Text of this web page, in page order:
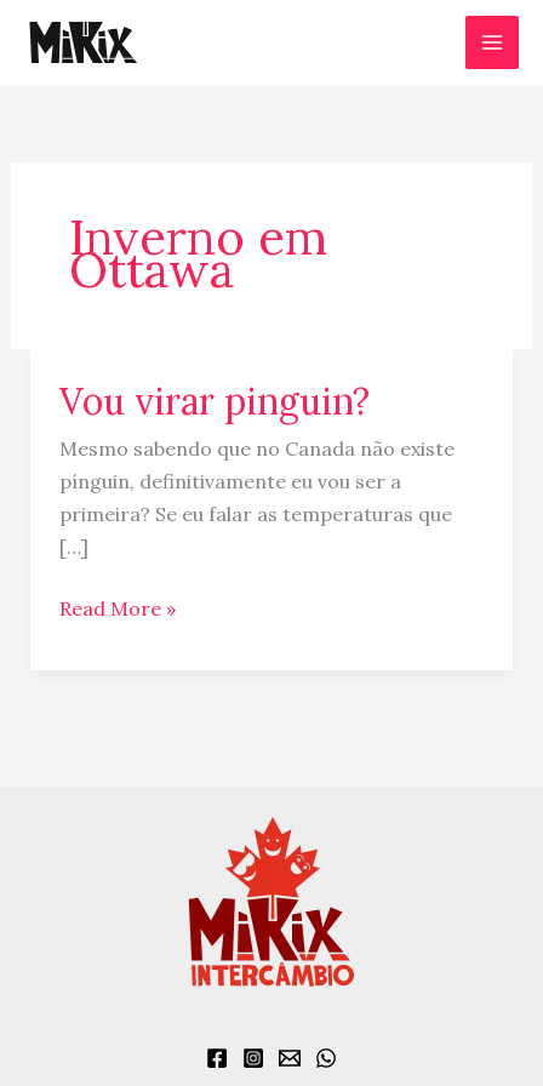
para
Inverno em
Ottawa
Vou virar pinguin?
Mesmo sabendo que no Canada não existe
pínguin, definitivamente eu vou ser a
primeira? Se eu falar as temperaturas que
[…]
Vou
pinguin?
Read More »